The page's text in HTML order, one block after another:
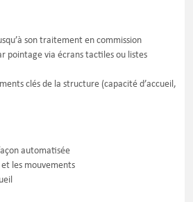
son traitement en commission
pointage via écrans tactiles ou listes
clés de la structure (capacité d’accueil,
automatisée
les mouvements